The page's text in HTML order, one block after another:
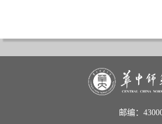
邮编